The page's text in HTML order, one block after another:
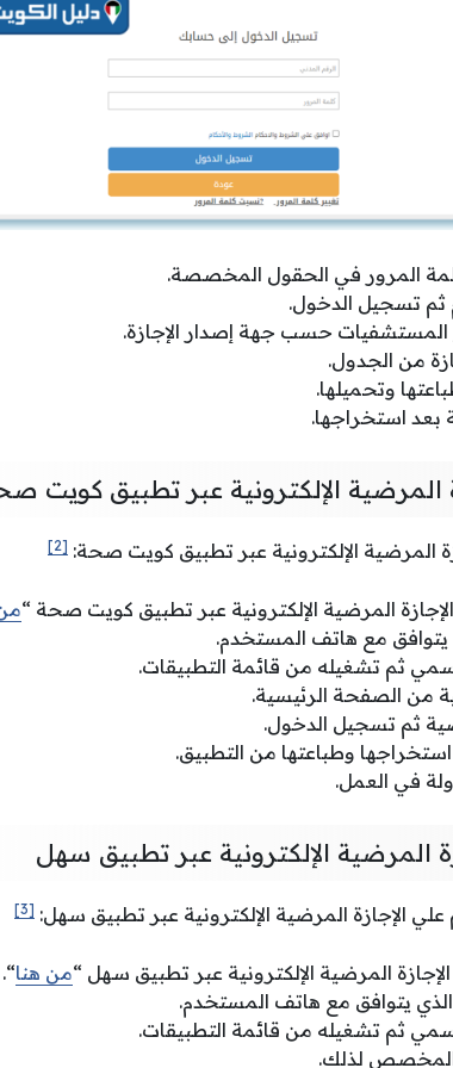
المرور في الحقول المخصصة.
ثم تسجيل الدخول.
المستشفيات حسب جهة إصدار الإجازة.
من الجدول.
وتحميلها.
بعد استخراجها.
المرضية الإلكترونية عبر تطبيق كويت
المرضية الإلكترونية عبر تطبيق كويت صحة: [2]
المرضية الإلكترونية عبر تطبيق كويت صحة “
يتوافق مع هاتف المستخدم.
ثم تشغيله من قائمة التطبيقات.
من الصفحة الرئيسية.
ثم تسجيل الدخول.
وطباعتها من التطبيق.
في العمل.
المرضية الإلكترونية عبر تطبيق سهل
علي الإجازة المرضية الإلكترونية عبر تطبيق سهل: [3]
المرضية الإلكترونية عبر تطبيق سهل “من هنا“.
يتوافق مع هاتف المستخدم.
ثم تشغيله من قائمة التطبيقات.
المخصص لذلك.